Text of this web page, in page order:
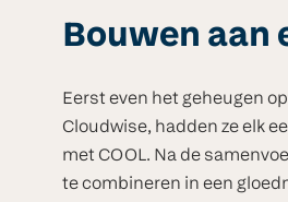
Bouwen aan
Eerst even het geheugen
Cloudwise, hadden ze elk
met COOL. Na de
te combineren in een